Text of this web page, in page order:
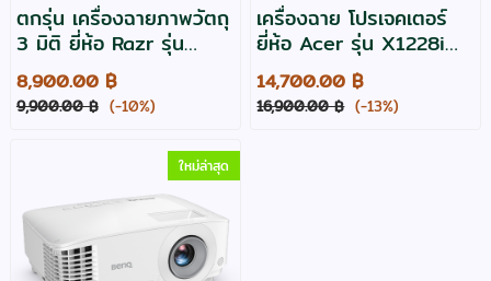
ตกรุ่น เครื่องฉายภาพวัตถุ
3 มิติ ยี่ห้อ Razr รุ่น
EV565 ประกัน 2 ปี
8,900.00 ฿
9,900.00 ฿ (-10%)
เครื่องฉาย โปรเจคเตอร์
ยี่ห้อ Acer รุ่น X1228i
สว่าง 4000 ระดับ XGA
,มี WIFI
14,700.00 ฿
16,900.00 ฿ (-13%)
ใหม่ล่าสุด